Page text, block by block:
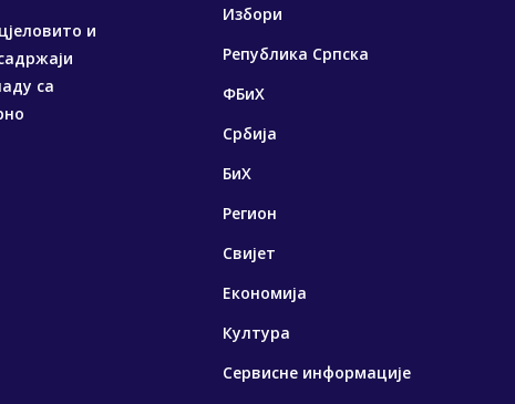
и
са
Избори
Република Српска
ФБиХ
Србија
БиХ
Регион
Свијет
Економија
Култура
Сервисне информације